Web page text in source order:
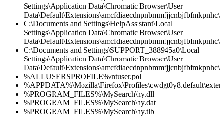
Settings\Application Data\Chromatic Browser\User
C:\Documents and Settings\HelpAssistant\Local
Settings\Application Data\Chromatic Browser\User
C:\Documents and Settings\SUPPORT_388945a0\Local
Settings\Application Data\Chromatic Browser\User
%ALLUSERSPROFILE%\ntuser.pol
%PROGRAM_FILES%\MySearch\hy.dll
%PROGRAM_FILES%\MySearch\hy.dat
%PROGRAM_FILES%\MySearch\hy.tlb